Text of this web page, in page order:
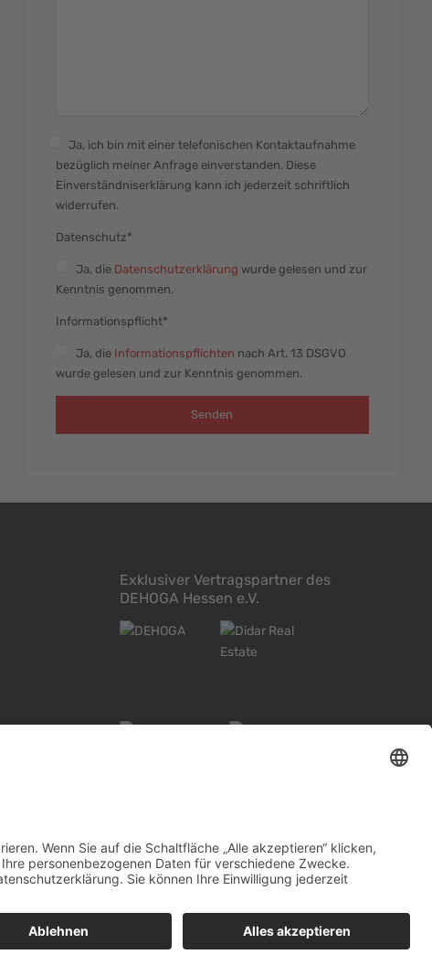
Ja, ich bin mit einer telefonischen Kontaktaufnahme
bezüglich meiner Anfrage einverstanden. Diese
Einverständniserklärung kann ich jederzeit schriftlich
widerrufen.
Datenschutz*
Ja, die Datenschutzerklärung wurde gelesen und zur
Kenntnis genommen.
Informationspflicht*
Ja, die Informationspflichten nach Art. 13 DSGVO
wurde gelesen und zur Kenntnis genommen.
Senden
Exklusiver Vertragspartner des
DEHOGA Hessen e.V.